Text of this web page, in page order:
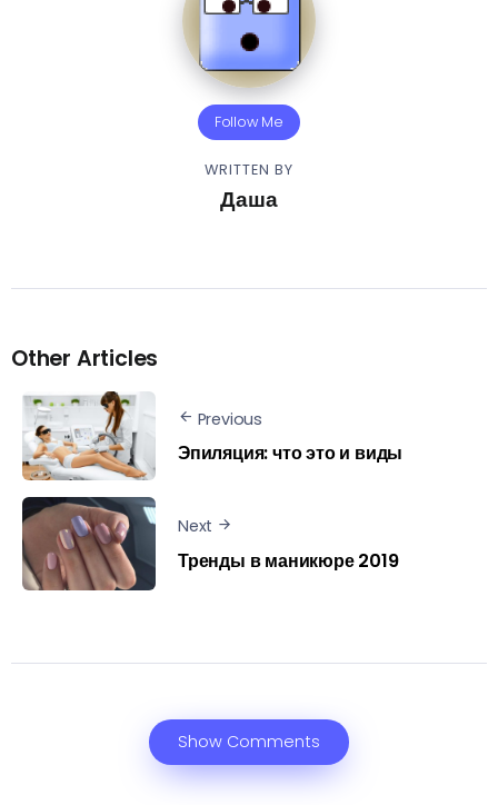
Follow Me
WRITTEN BY
Даша
Other Articles
Previous
Эпиляция: что это и виды
Next
Тренды в маникюре 2019
Show Comments